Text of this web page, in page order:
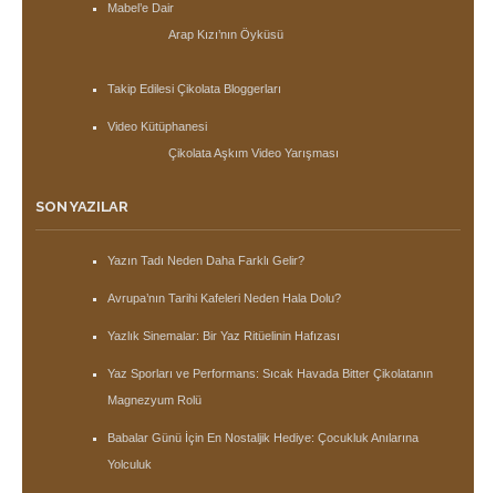
Mabel’e Dair
Arap Kızı’nın Öyküsü
Takip Edilesi Çikolata Bloggerları
Video Kütüphanesi
Çikolata Aşkım Video Yarışması
SON YAZILAR
Yazın Tadı Neden Daha Farklı Gelir?
Avrupa’nın Tarihi Kafeleri Neden Hala Dolu?
Yazlık Sinemalar: Bir Yaz Ritüelinin Hafızası
Yaz Sporları ve Performans: Sıcak Havada Bitter Çikolatanın
Magnezyum Rolü
Babalar Günü İçin En Nostaljik Hediye: Çocukluk Anılarına
Yolculuk